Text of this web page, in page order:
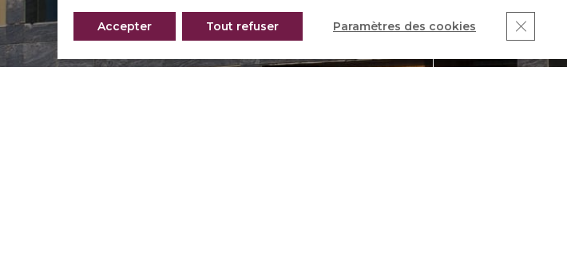
Accepter Tout refuser Paramètres des cookies Fermer